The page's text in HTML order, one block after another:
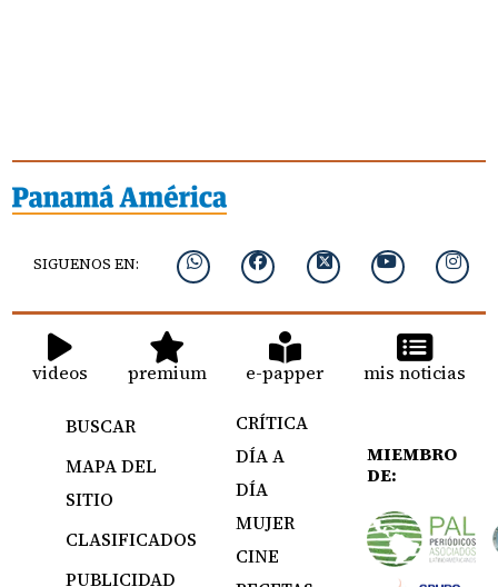
SIGUENOS EN:
videos premium e-papper mis noticias
BUSCAR
MAPA DEL
SITIO
CLASIFICADOS
PUBLICIDAD
CRÍTICA
DÍA A
DÍA
MUJER
CINE
MIEMBRO
DE: